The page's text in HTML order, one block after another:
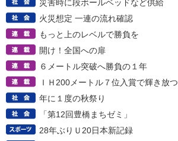
災害時に段ボールベッドなど供給
火災想定 一連の流れ確認
もっと上のレベルで勝負を
開け！全国への扉
６メートル突破へ勝負の１年
ＩＨ200メートル７位入賞で輝き放つ
年に１度の秋祭り
「第12回豊橋まちゼミ」
28年ぶりＵ20日本新記録